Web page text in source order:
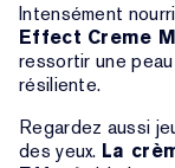
Intensément
Effect Creme
ressortir une
résiliente.
Regardez aussi
des yeux. La